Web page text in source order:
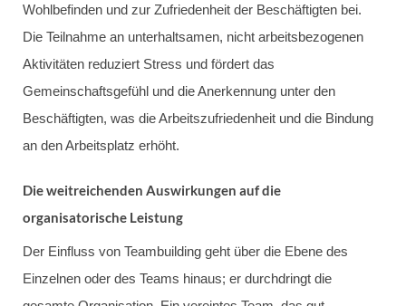
Wohlbefinden und zur Zufriedenheit der Beschäftigten bei.
Die Teilnahme an unterhaltsamen, nicht arbeitsbezogenen
Aktivitäten reduziert Stress und fördert das
Gemeinschaftsgefühl und die Anerkennung unter den
Beschäftigten, was die Arbeitszufriedenheit und die Bindung
an den Arbeitsplatz erhöht.
Die weitreichenden Auswirkungen auf die
organisatorische Leistung
Der Einfluss von Teambuilding geht über die Ebene des
Einzelnen oder des Teams hinaus; er durchdringt die